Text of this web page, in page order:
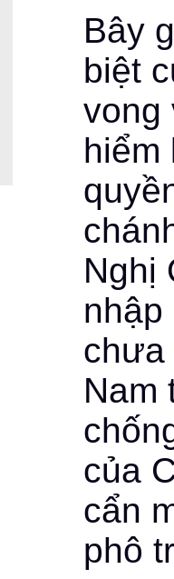
Bây
biệt
vong
hiểm
Nghị
nhập
chưa
Nam
của
cẩn
phô